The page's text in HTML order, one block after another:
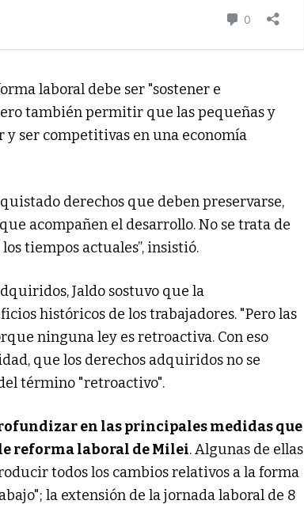
laboral debe ser "sostener e
también permitir que las pequeñas y
ser competitivas en una economía
derechos que deben preservarse,
acompañen el desarrollo. No se trata de
tiempos actuales”, insistió.
Jaldo sostuvo que la
históricos de los trabajadores. "Pero las
ninguna ley es retroactiva. Con eso
que los derechos adquiridos no se
término "retroactivo".
en las principales medidas que
reforma laboral de Milei. Algunas de ellas
todos los cambios relativos a la forma
la extensión de la jornada laboral de 8